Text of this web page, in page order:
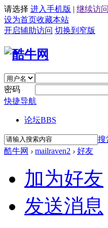
请选择 进入手机版 | 继续访
设为首页收藏本站
开启辅助访问 切换到窄版
密码
快捷导航
论坛BBS
搜
酷牛网 › mailraven2 › 好友
加为好友
发送消息